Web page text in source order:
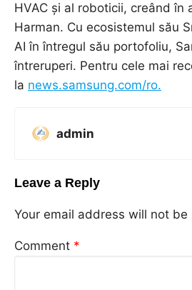
HVAC și al roboticii, creând
Harman. Cu ecosistemul său
AI în întregul său portofoliu,
întreruperi. Pentru cele mai
la news.samsung.com/ro.
admin
Leave a Reply
Your email address will not be
Comment *